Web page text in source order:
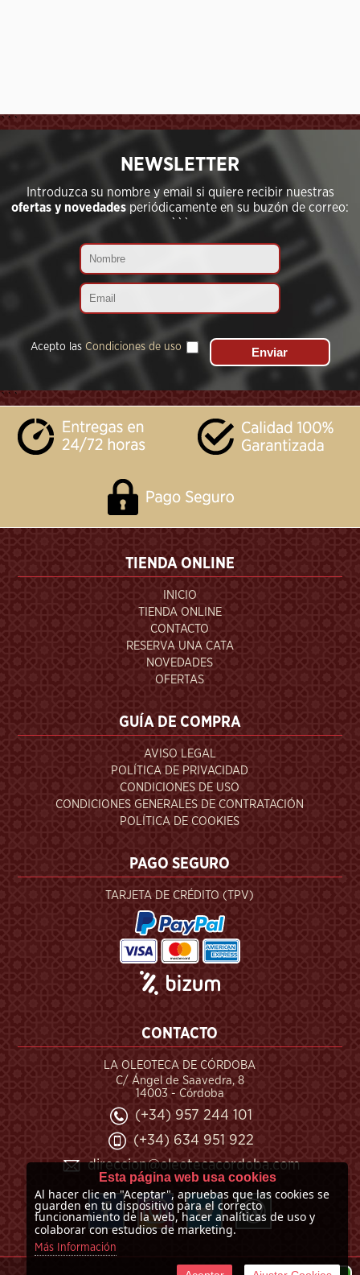
```
NEWSLETTER
Introduzca su nombre y email si quiere recibir nuestras
ofertas y novedades periódicamente en su buzón de correo:
```
Acepto las Condiciones de uso
```
TIENDA ONLINE
INICIO
TIENDA ONLINE
CONTACTO
RESERVA UNA CATA
NOVEDADES
OFERTAS
GUÍA DE COMPRA
AVISO LEGAL
POLÍTICA DE PRIVACIDAD
CONDICIONES DE USO
CONDICIONES GENERALES DE CONTRATACIÓN
POLÍTICA DE COOKIES
PAGO SEGURO
TARJETA DE CRÉDITO (TPV)
CONTACTO
LA OLEOTECA DE CÓRDOBA
C/ Ángel de Saavedra, 8
14003 - Córdoba
(+34) 957 244 101
(+34) 634 951 922
direccion@oleotecacordoba.com
Esta página web usa cookies
Al hacer clic en "Aceptar", apruebas que las cookies se
guarden en tu dispositivo para el correcto
funcionamiento de la web, hacer analíticas de uso y
colaborar con estudios de marketing.
Más Información